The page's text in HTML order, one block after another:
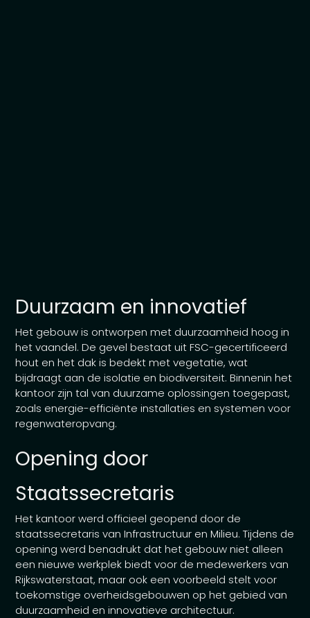
Duurzaam en innovatief
Het gebouw is ontworpen met duurzaamheid hoog in
het vaandel. De gevel bestaat uit FSC-gecertificeerd
hout en het dak is bedekt met vegetatie, wat
bijdraagt aan de isolatie en biodiversiteit. Binnenin het
kantoor zijn tal van duurzame oplossingen toegepast,
zoals energie-efficiënte installaties en systemen voor
regenwateropvang.
Opening door
Staatssecretaris
Het kantoor werd officieel geopend door de
staatssecretaris van Infrastructuur en Milieu. Tijdens de
opening werd benadrukt dat het gebouw niet alleen
een nieuwe werkplek biedt voor de medewerkers van
Rijkswaterstaat, maar ook een voorbeeld stelt voor
toekomstige overheidsgebouwen op het gebied van
duurzaamheid en innovatieve architectuur.